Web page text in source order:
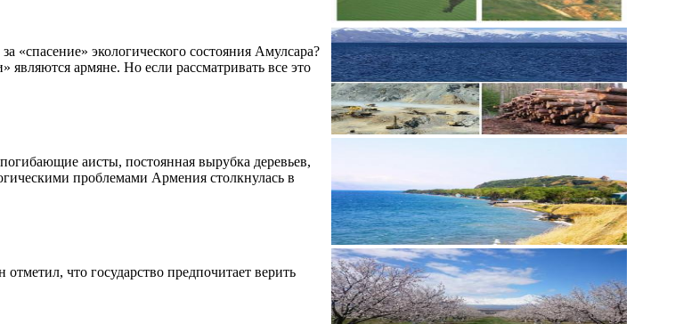
«спасение» экологического состояния Амулсара?
армяне. Но если рассматривать все это
аисты, постоянная вырубка деревьев,
проблемами Армения столкнулась в
что государство предпочитает верить